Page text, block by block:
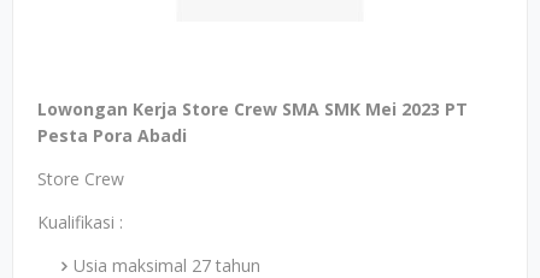
Lowongan Kerja Store Crew SMA SMK Mei 2023 PT
Pesta Pora Abadi
Store Crew
Kualifikasi :
Usia maksimal 27 tahun